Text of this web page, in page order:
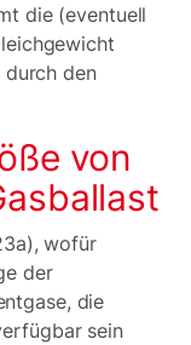
die (eventuell
durch den
von
wofür
der
die
sein